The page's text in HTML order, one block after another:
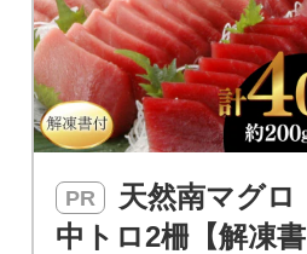
けします。
PR
中トロ2柵【解凍書